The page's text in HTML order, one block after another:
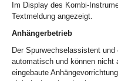
Im Display des Kombi-
Textmeldung angezeigt.
Anhängerbetrieb
Der Spurwechselassistent
automatisch und können nicht
eingebaute